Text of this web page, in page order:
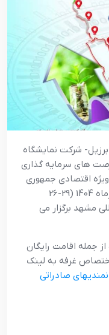
برزیل- شرکت نمایشگاه
های سرمایه گذاری
اقتصادی جمهوری
اسلامی ایران” را از تاریخ 5 لغایت 8 آذرماه 1404 (29-26
مشهد برگزار می
جمله اقامت رایگان
غرفه به لینک
صادراتی